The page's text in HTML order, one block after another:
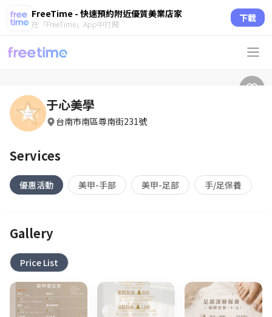
FreeTime - 快速預約附近優質美業店家
在「FreeTime」App中打開 下載
于心美學
台南市南區尊南街231號
Services
優惠活動 美甲-手部 美甲-足部 手/足保養
Gallery
Price List